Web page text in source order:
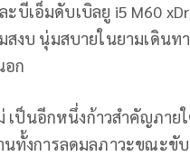
ะบีเอ็มดับเบิลยู i5 M60
งบ นุ่มสบายในยามเดินท
อก
เป็นอีกหนึ่งก้าวสำคัญภาย
นทั้งการลดมลภาวะขณะ